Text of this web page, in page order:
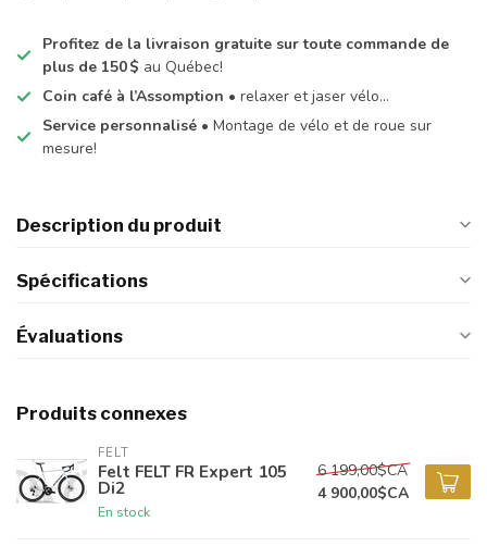
Profitez de la livraison gratuite sur toute commande de
plus de 150 $ au Québec!
Coin café à l’Assomption • relaxer et jaser vélo…
Service personnalisé • Montage de vélo et de roue sur
mesure!
Description du produit
Spécifications
Évaluations
Produits connexes
FELT
Felt FELT FR Expert 105
Di2
En stock
6 199,00$CA
4 900,00$CA